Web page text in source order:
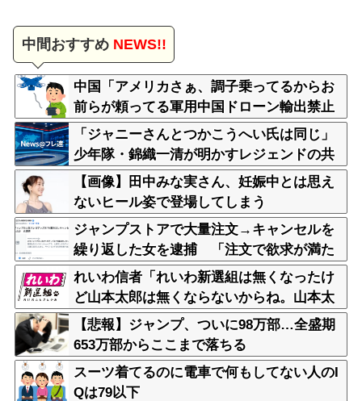
中間おすすめNEWS!!
中国「アメリカさぁ、調子乗ってるからお
前らが頼ってる軍用中国ドローン輸出禁止
するわw」
「ジャニーさんとつかこうへい氏は同じ」
少年隊・錦織一清が明かすレジェンドの共
通点と我流の演出論
【画像】田中みな実さん、妊娠中とは思え
ないヒール姿で登場してしまう
ジャンプストアで大量注文→キャンセルを
繰り返した女を逮捕 「注文で欲求が満た
された」総額43億円
れいわ信者「れいわ新選組は無くなったけ
ど山本太郎は無くならないからね。山本太
郎Forever????」
【悲報】ジャンプ、ついに98万部…全盛期
653万部からここまで落ちる
スーツ着てるのに電車で何もしてない人のI
Qは79以下